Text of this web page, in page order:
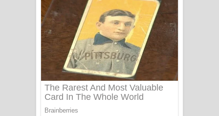
Doni Song Lyrics - දෝණි ගීතයේ පද
පෙළ
Benthara Palame Song Lyrics -
බෙන්තර පාලමේ ගීතයේ පද පෙළ
Sanda Babalena Song Lyrics - සඳ